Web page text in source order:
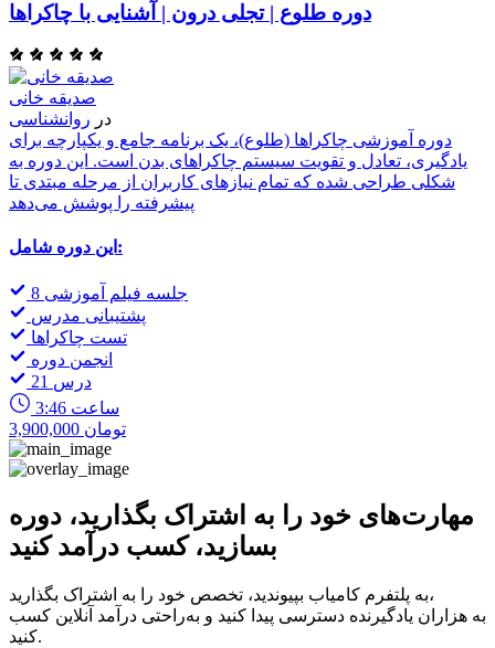
دوره طلوع | تجلی درون | آشنایی با چاکراها
صدیقه خانی
در روانشناسی
دوره آموزشی چاکراها (طلوع)، یک برنامه جامع و یکپارچه برای
یادگیری، تعادل و تقویت سیستم چاکراهای بدن است. این دوره به
شکلی طراحی شده که تمام نیازهای کاربران از مرحله مبتدی تا
پیشرفته را پوشش می‌دهد
این دوره شامل:
8 جلسه فیلم آموزشی
پشتیبانی مدرس
تست چاکراها
انجمن دوره
21 درس
3:46 ساعت
3,900,000 تومان
مهارت‌های خود را به اشتراک بگذارید، دوره
بسازید، کسب درآمد کنید
به پلتفرم کامیاب بپیوندید، تخصص خود را به اشتراک بگذارید،
به هزاران یادگیرنده دسترسی پیدا کنید و به‌راحتی درآمد آنلاین کسب
کنید.